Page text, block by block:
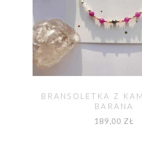
BRANSOLETKA Z
BARANA
189,00 ZŁ